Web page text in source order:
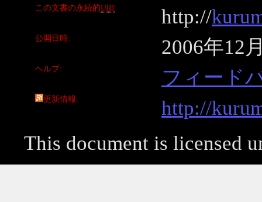
この文書の永続的URI http://
公開日時 2006年12
ヘルプ フィード
更新情報
http://
This document is licensed